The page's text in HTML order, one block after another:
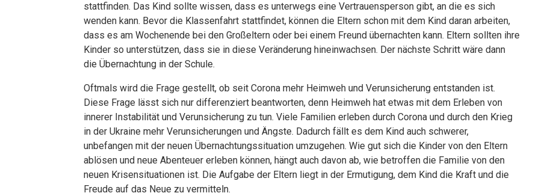
stattfinden. Das Kind sollte wissen, dass es unterwegs eine Ver­trauensperson gibt, an die es sich
wenden kann. Bevor die Klassenfahrt stattfindet, können die Eltern schon mit dem Kind daran arbeiten,
dass es am Wochenende bei den Großeltern oder bei einem Freund übernachten kann. Eltern sollten ihre
Kinder so unterstützen, dass sie in diese Veränderung hineinwachsen. Der nächste Schritt wäre dann
die Übernachtung in der Schule.
Oftmals wird die Frage gestellt, ob seit Corona mehr Heimweh und Verunsicherung entstanden ist.
Diese Frage lässt sich nur differenziert beantworten, denn Heimweh hat etwas mit dem Erleben von
innerer Instabilität und Verunsicherung zu tun. Viele Familien erleben durch Corona und durch den Krieg
in der Ukraine mehr Verunsicherungen und Ängste. Dadurch fällt es dem Kind auch schwerer,
unbefangen mit der neuen Übernachtungssituation umzugehen. Wie gut sich die Kinder von den Eltern
ablösen und neue Abenteuer erleben können, hängt auch davon ab, wie betroffen die Familie von den
neuen Krisensituationen ist. Die Aufgabe der Eltern liegt in der Ermutigung, dem Kind die Kraft und die
Freude auf das Neue zu vermitteln.